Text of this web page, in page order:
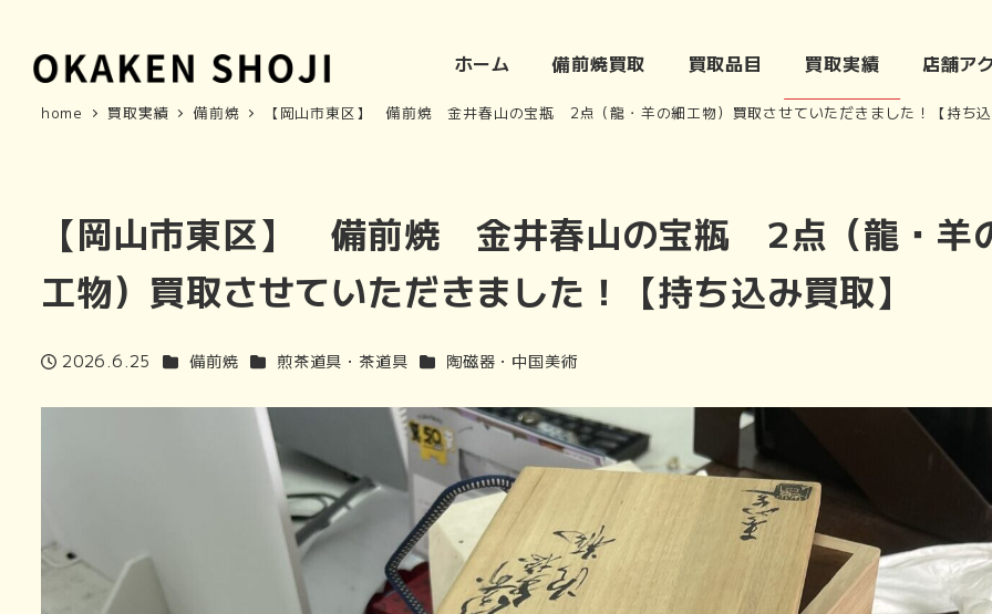
ホーム 備前焼買取 買取品目 買取実績 店舗ア
home 買取実績 備前焼 【岡山市東区】 備前焼 金井春山の宝瓶 2点（龍・羊の細工物）買取させていただきました！【持ち
【岡山市東区】 備前焼 金井春山の宝瓶 2点（龍・羊
工物）買取させていただきました！【持ち込み買取】
投稿日
2026.6.25 商品カテゴリ
備前焼 商品カテゴリ
煎茶道具・茶道具 商品カテゴリ
陶磁器・中国美術